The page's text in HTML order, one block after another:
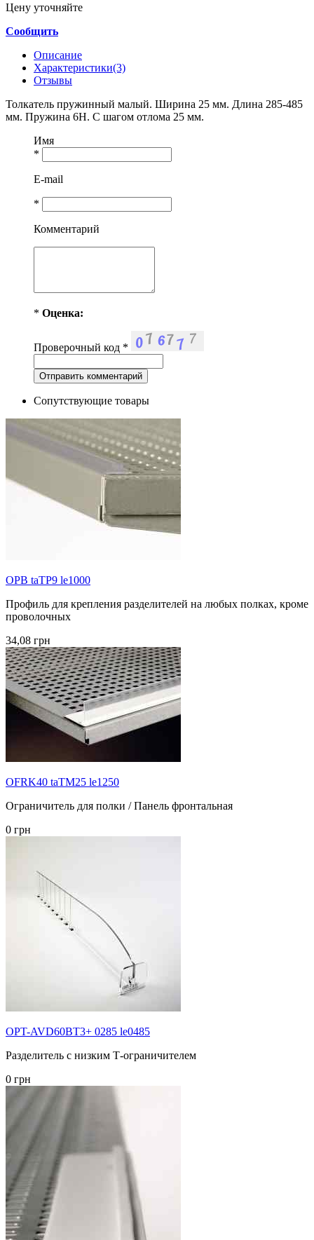
Цену уточняйте
Сообщить
Описание
Характеристики(3)
Отзывы
Толкатель пружинный малый. Ширина 25 мм. Длина 285-485
мм. Пружина 6Н. С шагом отлома 25 мм.
Имя
*
E-mail
*
Комментарий
* Оценка:
Проверочный код *
Сопутствующие товары
OPB taTP9 le1000
Профиль для крепления разделителей на любых полках, кроме
проволочных
34,08 грн
OFRK40 taTM25 le1250
Ограничитель для полки / Панель фронтальная
0 грн
OPT-AVD60BT3+ 0285 le0485
Разделитель с низким Т-ограничителем
0 грн